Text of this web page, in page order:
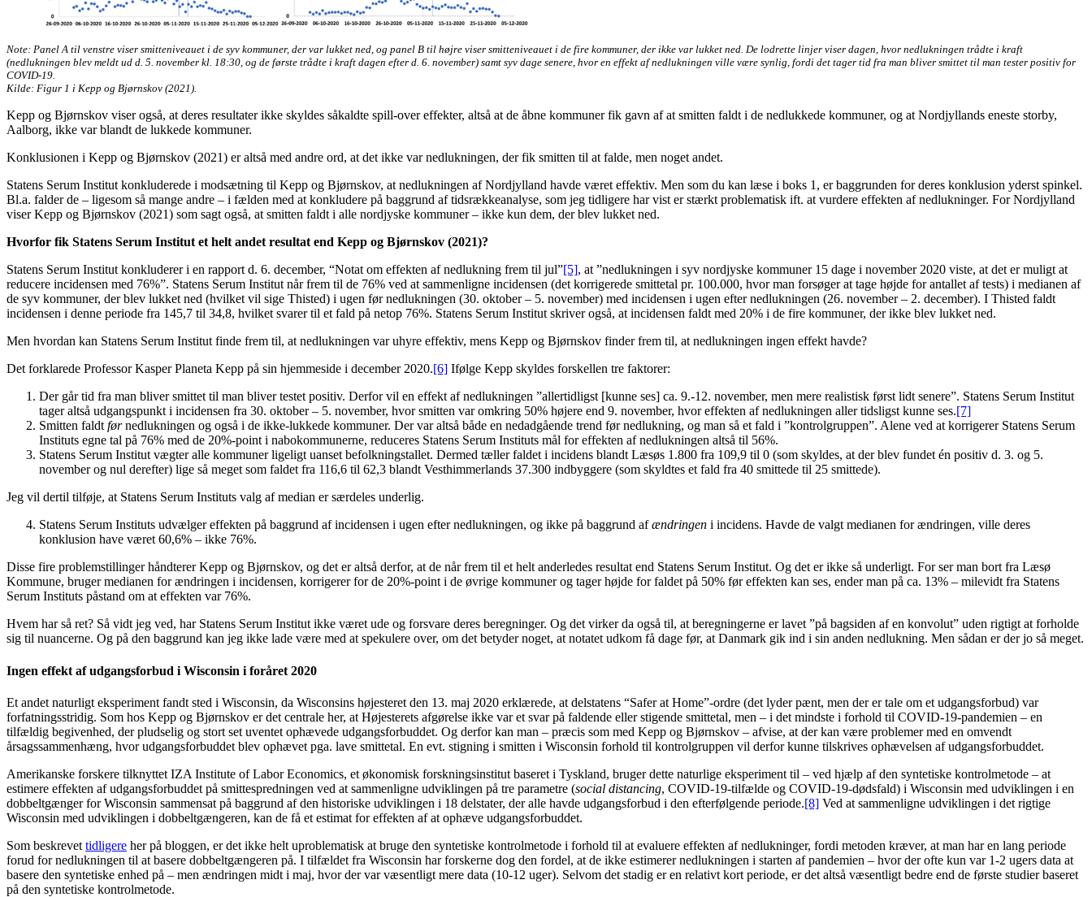
Note: Panel A til venstre viser smitteniveauet i de syv kommuner, der var lukket ned, og panel B til højre viser smitteniveauet i de fire kommuner, der ikke var lukket ned. De lodrette linjer viser dagen, hvor nedlukningen trådte i kraft
(nedlukningen blev meldt ud d. 5. november kl. 18:30, og de første trådte i kraft dagen efter d. 6. november) samt syv dage senere, hvor en effekt af nedlukningen ville være synlig, fordi det tager tid fra man bliver smittet til man tester positiv for
COVID-19.
Kilde: Figur 1 i Kepp og Bjørnskov (2021).
Kepp og Bjørnskov viser også, at deres resultater ikke skyldes såkaldte spill-over effekter, altså at de åbne kommuner fik gavn af at smitten faldt i de nedlukkede kommuner, og at Nordjyllands eneste storby,
Aalborg, ikke var blandt de lukkede kommuner.
Konklusionen i Kepp og Bjørnskov (2021) er altså med andre ord, at det ikke var nedlukningen, der fik smitten til at falde, men noget andet.
Statens Serum Institut konkluderede i modsætning til Kepp og Bjørnskov, at nedlukningen af Nordjylland havde været effektiv. Men som du kan læse i boks 1, er baggrunden for deres konklusion yderst spinkel.
Bl.a. falder de – ligesom så mange andre – i fælden med at konkludere på baggrund af tidsrækkeanalyse, som jeg tidligere har vist er stærkt problematisk ift. at vurdere effekten af nedlukninger. For Nordjylland
viser Kepp og Bjørnskov (2021) som sagt også, at smitten faldt i alle nordjyske kommuner – ikke kun dem, der blev lukket ned.
Hvorfor fik Statens Serum Institut et helt andet resultat end Kepp og Bjørnskov (2021)?
Statens Serum Institut konkluderer i en rapport d. 6. december, “Notat om effekten af nedlukning frem til jul”[5], at ”nedlukningen i syv nordjyske kommuner 15 dage i november 2020 viste, at det er muligt at
reducere incidensen med 76%”. Statens Serum Institut når frem til de 76% ved at sammenligne incidensen (det korrigerede smittetal pr. 100.000, hvor man forsøger at tage højde for antallet af tests) i medianen af
de syv kommuner, der blev lukket ned (hvilket vil sige Thisted) i ugen før nedlukningen (30. oktober – 5. november) med incidensen i ugen efter nedlukningen (26. november – 2. december). I Thisted faldt
incidensen i denne periode fra 145,7 til 34,8, hvilket svarer til et fald på netop 76%. Statens Serum Institut skriver også, at incidensen faldt med 20% i de fire kommuner, der ikke blev lukket ned.
Men hvordan kan Statens Serum Institut finde frem til, at nedlukningen var uhyre effektiv, mens Kepp og Bjørnskov finder frem til, at nedlukningen ingen effekt havde?
Det forklarede Professor Kasper Planeta Kepp på sin hjemmeside i december 2020.[6] Ifølge Kepp skyldes forskellen tre faktorer:
Der går tid fra man bliver smittet til man bliver testet positiv. Derfor vil en effekt af nedlukningen ”allertidligst [kunne ses] ca. 9.-12. november, men mere realistisk først lidt senere”. Statens Serum Institut
tager altså udgangspunkt i incidensen fra 30. oktober – 5. november, hvor smitten var omkring 50% højere end 9. november, hvor effekten af nedlukningen aller tidsligst kunne ses.[7]
Smitten faldtførnedlukningen og også i de ikke-lukkede kommuner. Der var altså både en nedadgående trend før nedlukning, og man så et fald i ”kontrolgruppen”. Alene ved at korrigerer Statens Serum
Instituts egne tal på 76% med de 20%-point i nabokommunerne, reduceres Statens Serum Instituts mål for effekten af nedlukningen altså til 56%.
Statens Serum Institut vægter alle kommuner ligeligt uanset befolkningstallet. Dermed tæller faldet i incidens blandt Læsøs 1.800 fra 109,9 til 0 (som skyldes, at der blev fundet én positiv d. 3. og 5.
november og nul derefter) lige så meget som faldet fra 116,6 til 62,3 blandt Vesthimmerlands 37.300 indbyggere (som skyldtes et fald fra 40 smittede til 25 smittede).
Jeg vil dertil tilføje, at Statens Serum Instituts valg af median er særdeles underlig.
Statens Serum Instituts udvælger effekten på baggrund af incidensen i ugen efter nedlukningen, og ikke på baggrund afændringen i incidens. Havde de valgt medianen for ændringen, ville deres
konklusion have været 60,6% – ikke 76%.
Disse fire problemstillinger håndterer Kepp og Bjørnskov, og det er altså derfor, at de når frem til et helt anderledes resultat end Statens Serum Institut. Og det er ikke så underligt. For ser man bort fra Læsø
Kommune, bruger medianen for ændringen i incidensen, korrigerer for de 20%-point i de øvrige kommuner og tager højde for faldet på 50% før effekten kan ses, ender man på ca. 13% – milevidt fra Statens
Serum Instituts påstand om at effekten var 76%.
Hvem har så ret? Så vidt jeg ved, har Statens Serum Institut ikke været ude og forsvare deres beregninger. Og det virker da også til, at beregningerne er lavet ”på bagsiden af en konvolut” uden rigtigt at forholde
sig til nuancerne. Og på den baggrund kan jeg ikke lade være med at spekulere over, om det betyder noget, at notatet udkom få dage før, at Danmark gik ind i sin anden nedlukning. Men sådan er der jo så meget.
Ingen effekt af udgangsforbud i Wisconsin i foråret 2020
Et andet naturligt eksperiment fandt sted i Wisconsin, da Wisconsins højesteret den 13. maj 2020 erklærede, at delstatens “Safer at Home”-ordre (det lyder pænt, men der er tale om et udgangsforbud) var
forfatningsstridig. Som hos Kepp og Bjørnskov er det centrale her, at Højesterets afgørelse ikke var et svar på faldende eller stigende smittetal, men – i det mindste i forhold til COVID-19-pandemien – en
tilfældig begivenhed, der pludselig og stort set uventet ophævede udgangsforbuddet. Og derfor kan man – præcis som med Kepp og Bjørnskov – afvise, at der kan være problemer med en omvendt
årsagssammenhæng, hvor udgangsforbuddet blev ophævet pga. lave smittetal. En evt. stigning i smitten i Wisconsin forhold til kontrolgruppen vil derfor kunne tilskrives ophævelsen af udgangsforbuddet.
Amerikanske forskere tilknyttet IZA Institute of Labor Economics, et økonomisk forskningsinstitut baseret i Tyskland, bruger dette naturlige eksperiment til – ved hjælp af den syntetiske kontrolmetode – at
estimere effekten af udgangsforbuddet på smittespredningen ved at sammenligne udviklingen på tre parametre (social distancing, COVID-19-tilfælde og COVID-19-dødsfald) i Wisconsin med udviklingen i en
dobbeltgænger for Wisconsin sammensat på baggrund af den historiske udviklingen i 18 delstater, der alle havde udgangsforbud i den efterfølgende periode.[8] Ved at sammenligne udviklingen i det rigtige
Wisconsin med udviklingen i dobbeltgængeren, kan de få et estimat for effekten af at ophæve udgangsforbuddet.
Som beskrevet tidligere her på bloggen, er det ikke helt uproblematisk at bruge den syntetiske kontrolmetode i forhold til at evaluere effekten af nedlukninger, fordi metoden kræver, at man har en lang periode
forud for nedlukningen til at basere dobbeltgængeren på. I tilfældet fra Wisconsin har forskerne dog den fordel, at de ikke estimerer nedlukningen i starten af pandemien – hvor der ofte kun var 1-2 ugers data at
basere den syntetiske enhed på – men ændringen midt i maj, hvor der var væsentligt mere data (10-12 uger). Selvom det stadig er en relativt kort periode, er det altså væsentligt bedre end de første studier baseret
på den syntetiske kontrolmetode.